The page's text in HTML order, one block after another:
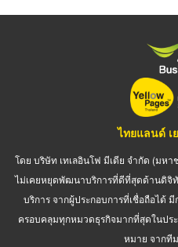
ไทยแลนด์ เ
โดย บริษัท เทเลอินโฟ มีเดีย จำกัด (มหา
ไม่เคยหยุดพัฒนาบริการที่ดีที่สุดด้านดิจิ
บริการ จากผู้ประกอบการที่เชื่อถือได้
ครอบคลุมทุกหมวดธุรกิจมากที่สุดในปร
หมาย จากที